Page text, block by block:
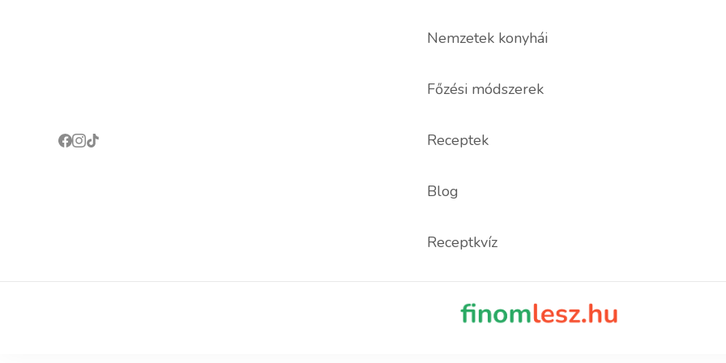
Nemzetek konyhái
Főzési módszerek
Receptek
Blog
Receptkvíz